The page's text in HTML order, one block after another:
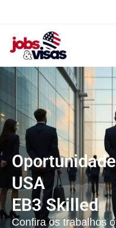
USA
EB3 Skilled
Confira os trabalhos